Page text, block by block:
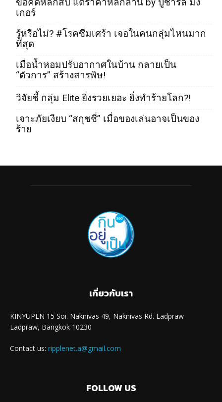
เกอร์
รู้หรือไม่? #โรคซึมเศร้า เจอในคนกลุ่มไหนมาก
ที่สุด
เมื่อน้ำหอมปรับอากาศในบ้าน กลายเป็น
“ตัวการ” สร้างสารพิษ!
วิจัยชี้ กลุ่ม Elite ยิ่งรวยเยอะ ยิ่งทำร้ายโลก?!
เจาะภัยเงียบ “สกุชชี่” เมื่อของเล่นอาจเป็นของ
ร้าย
เกี่ยวกับเรา
KINYUPEN 15 Soi. Naknivas 49, Naknivas Rd. Ladpraw
Ladpraw, Bangkok 10230
Contact us: ripplenet.a@gmail.com
FOLLOW US